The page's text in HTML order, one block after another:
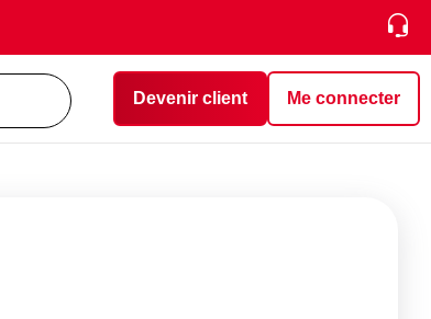
Devenir client Me connecter